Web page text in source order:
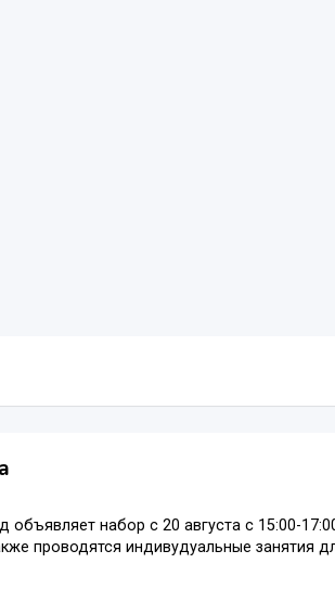
объявляет набор с 20 августа с 15:00-
проводятся индивудуальные занятия